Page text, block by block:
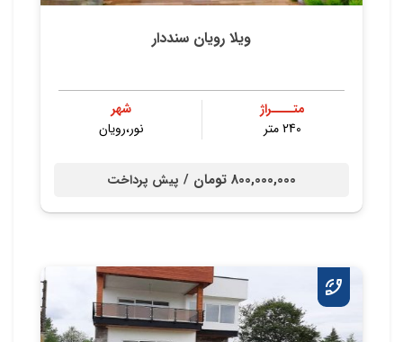
ویلا رویان سنددار
متــــراژ
240 متر
شهر
نور،رویان
800,000,000 تومان / پیش پرداخت